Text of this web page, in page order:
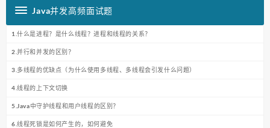
Java并发高频面试题
1.什么是进程？是什么线程？进程和线程的关系？
2.并行和并发的区别？
3.多线程的优缺点（为什么使用多线程、多线程会引发什么问题）
4.线程的上下文切换
5.Java中守护线程和用户线程的区别？
6.线程死锁是如何产生的，如何避免